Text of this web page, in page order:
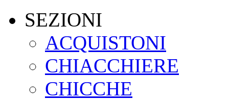
SEZIONI
ACQUISTONI
CHIACCHIERE
CHICCHE